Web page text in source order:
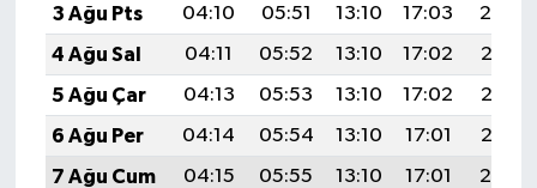
3 Ağu Pts
04:10 05:51 13:10 17:03
20:19
4 Ağu Sal
04:11 05:52 13:10 17:02
20:18
5 Ağu Çar
04:13 05:53 13:10 17:02
20:17
6 Ağu Per
04:14 05:54 13:10 17:01
20:16
7 Ağu Cum
04:15 05:55 13:10 17:01
20:14